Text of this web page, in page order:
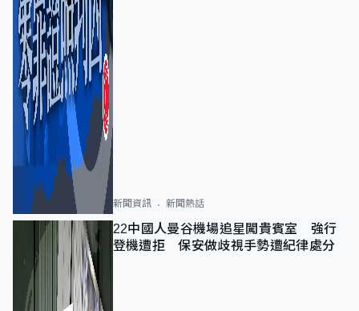
新聞資訊 新聞熱話
22中國人曼谷機場追星闖貴賓室 強行
登機遭拒 保安做歧視手勢遭紀律處分